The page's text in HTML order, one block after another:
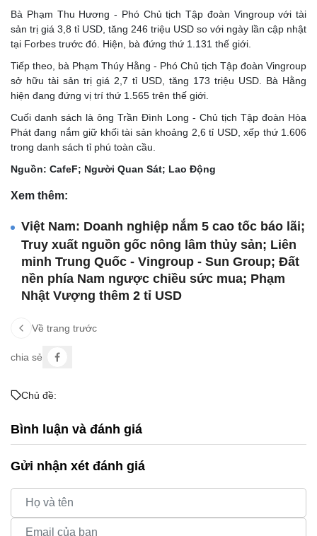
Bà Phạm Thu Hương - Phó Chủ tịch Tập đoàn Vingroup với tài
sản trị giá 3,8 tỉ USD, tăng 246 triệu USD so với ngày lần cập nhật
tại Forbes trước đó. Hiện, bà đứng thứ 1.131 thế giới.
Tiếp theo, bà Phạm Thúy Hằng - Phó Chủ tịch Tập đoàn Vingroup
sở hữu tài sản trị giá 2,7 tỉ USD, tăng 173 triệu USD. Bà Hằng
hiện đang đứng vị trí thứ 1.565 trên thế giới.
Cuối danh sách là ông Trần Đình Long - Chủ tịch Tập đoàn Hòa
Phát đang nắm giữ khối tài sản khoảng 2,6 tỉ USD, xếp thứ 1.606
trong danh sách tỉ phú toàn cầu.
Nguồn: CafeF; Người Quan Sát; Lao Động
Xem thêm:
Việt Nam: Doanh nghiệp nắm 5 cao tốc báo lãi;
Truy xuất nguồn gốc nông lâm thủy sản; Liên
minh Trung Quốc - Vingroup - Sun Group; Đất
nền phía Nam ngược chiều sức mua; Phạm
Nhật Vượng thêm 2 tỉ USD
Về trang trước
chia sẻ
Chủ đề:
Bình luận và đánh giá
Gửi nhận xét đánh giá